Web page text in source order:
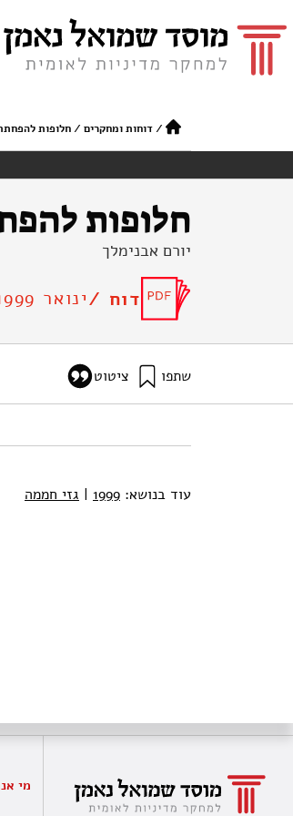
/דוחות ומחקרים /חלופות
חלופות
יורם אבנימלך
דוח /ינואר 1999
שתפו ציטוט
עוד בנושא: 1999
| גזי חממה
מי